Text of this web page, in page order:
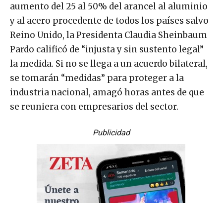
aumento del 25 al 50% del arancel al aluminio
y al acero procedente de todos los países salvo
Reino Unido, la Presidenta Claudia Sheinbaum
Pardo calificó de “injusta y sin sustento legal”
la medida. Si no se llega a un acuerdo bilateral,
se tomarán “medidas” para proteger a la
industria nacional, amagó horas antes de que
se reuniera con empresarios del sector.
Publicidad